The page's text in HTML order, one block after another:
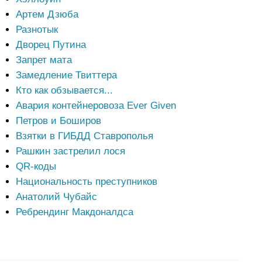
Артем Дзюба
Разнотык
Дворец Путина
Запрет мата
Замедление Твиттера
Кто как обзывается...
Авария контейнеровоза Ever Given
Петров и Боширов
Взятки в ГИБДД Ставрополья
Рашкин застрелил лося
QR-коды
Национальность преступников
Анатолий Чубайс
Ребрендинг Макдоналдса